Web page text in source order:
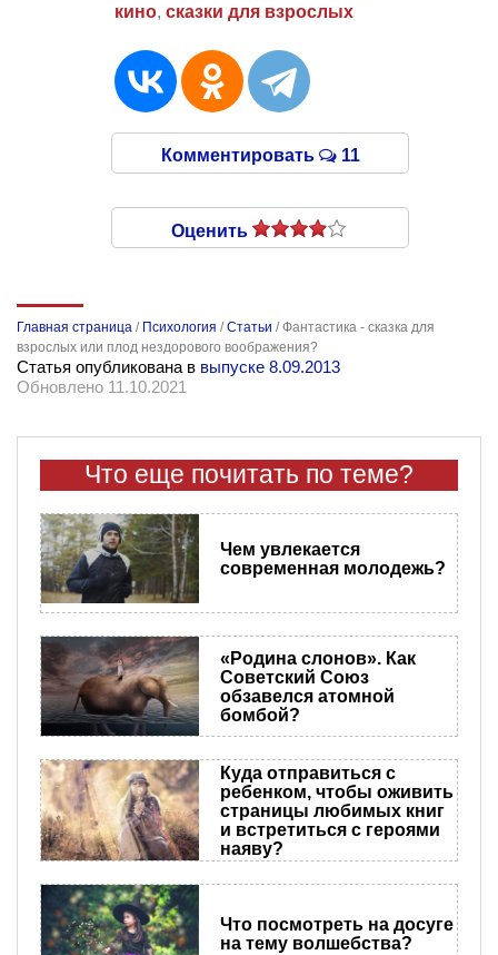
кино, сказки для взрослых
Комментировать 11
Оценить
Главная страница / Психология /Статьи /Фантастика - сказка для
взрослых или плод нездорового воображения?
Статья опубликована в выпуске 8.09.2013
Обновлено 11.10.2021
Что еще почитать по теме?
Чем увлекается
современная молодежь?
«Родина слонов». Как
Советский Союз
обзавелся атомной
бомбой?
Куда отправиться с
ребенком, чтобы оживить
страницы любимых книг
и встретиться с героями
наяву?
Что посмотреть на досуге
на тему волшебства?